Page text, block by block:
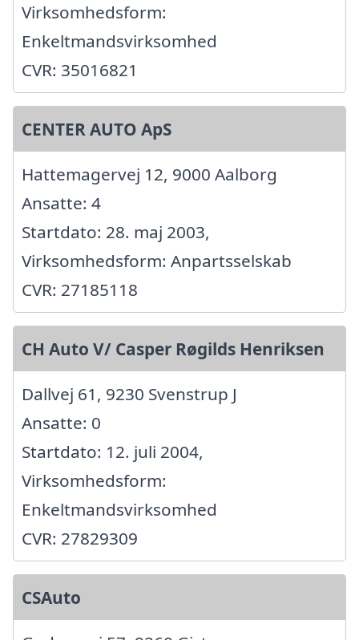
Virksomhedsform:
Enkeltmandsvirksomhed
CVR: 35016821
CENTER AUTO ApS
Hattemagervej 12, 9000 Aalborg
Ansatte: 4
Startdato: 28. maj 2003,
Virksomhedsform: Anpartsselskab
CVR: 27185118
CH Auto V/ Casper Røgilds Henriksen
Dallvej 61, 9230 Svenstrup J
Ansatte: 0
Startdato: 12. juli 2004,
Virksomhedsform:
Enkeltmandsvirksomhed
CVR: 27829309
CSAuto